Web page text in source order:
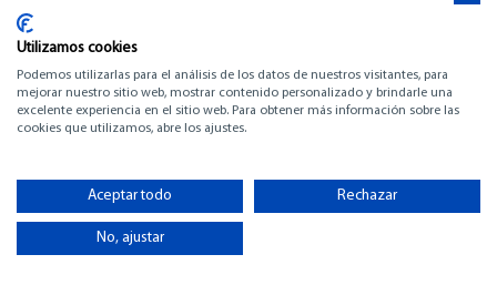
​Targi łodzi w Cannes 10.09.2024 - 15.09.2024
Vieux Port & Port Canto, Cannes, Francja
FIRST 44 – PORT CANTO
Utilizamos cookies
Podemos utilizarlas para el análisis de los datos de nuestros visitantes, para
mejorar nuestro sitio web, mostrar contenido personalizado y brindarle una
excelente experiencia en el sitio web. Para obtener más información sobre las
cookies que utilizamos, abre los ajustes.
Aceptar todo Rechazar
No, ajustar